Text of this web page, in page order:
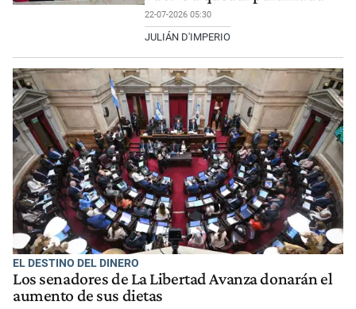
22-07-2026 05:30
JULIÁN D'IMPERIO
EL DESTINO DEL DINERO
Los senadores de La Libertad Avanza donarán el
aumento de sus dietas